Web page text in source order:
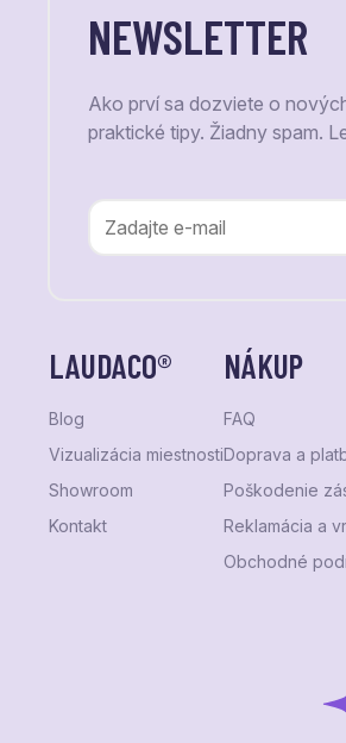
NEWSLETTER
Ako prví sa dozviete o
praktické tipy. Žiadny spam.
LAUDACO®
Blog
Vizualizácia miestnosti
Showroom
Kontakt
NÁKUP
FAQ
Doprava a
Poškodenie
Reklamácia a
Obchodné